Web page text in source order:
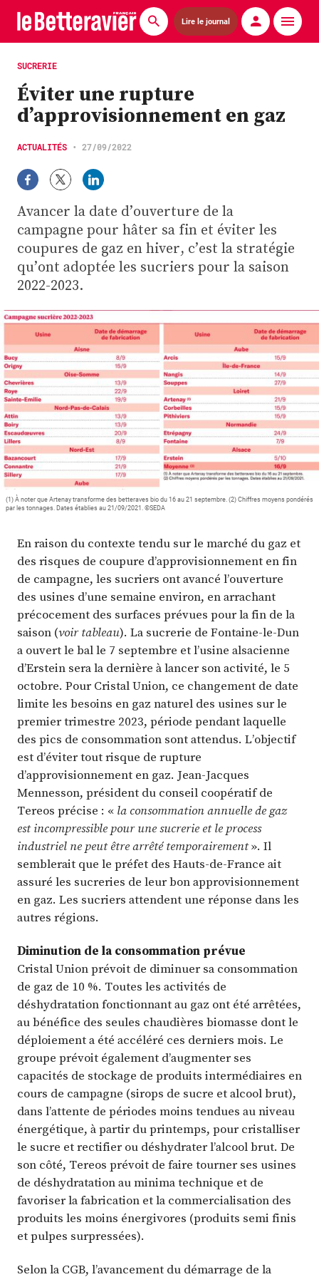
Lire le journal
Actualités
Économie
Agronomie
Matériels
La technique ITB
Pommes de terre
Guides pratiques
Chasse
Plus
Abonnez-vous
SUCRERIE
Éviter une rupture
d’approvisionnement en gaz
ACTUALITÉS • 27/09/2022
Avancer la date d’ouverture de la
campagne pour hâter sa fin et éviter les
coupures de gaz en hiver, c’est la stratégie
qu’ont adoptée les sucriers pour la saison
2022-2023.
(1) À noter que Artenay transforme des betteraves bio du 16 au 21 septembre. (2) Chiffres moyens pondérés
par les tonnages. Dates établies au 21/09/2021. ©SEDA
En raison du contexte tendu sur le marché du gaz et
des risques de coupure d’approvisionnement en fin
de campagne, les sucriers ont avancé l’ouverture
des usines d’une semaine environ, en arrachant
précocement des surfaces prévues pour la fin de la
saison (voir tableau). La sucrerie de Fontaine-le-Dun
a ouvert le bal le 7 septembre et l’usine alsacienne
d’Erstein sera la dernière à lancer son activité, le 5
octobre. Pour Cristal Union, ce changement de date
limite les besoins en gaz naturel des usines sur le
premier trimestre 2023, période pendant laquelle
des pics de consommation sont attendus. L’objectif
est d’éviter tout risque de rupture
d’approvisionnement en gaz. Jean-Jacques
Mennesson, président du conseil coopératif de
Tereos précise : « la consommation annuelle de gaz
est incompressible pour une sucrerie et le process
industriel ne peut être arrêté temporairement». Il
semblerait que le préfet des Hauts-de-France ait
assuré les sucreries de leur bon approvisionnement
en gaz. Les sucriers attendent une réponse dans les
autres régions.
Diminution de la consommation prévue
Cristal Union prévoit de diminuer sa consommation
de gaz de 10 %. Toutes les activités de
déshydratation fonctionnant au gaz ont été arrêtées,
au bénéfice des seules chaudières biomasse dont le
déploiement a été accéléré ces derniers mois. Le
groupe prévoit également d’augmenter ses
capacités de stockage de produits intermédiaires en
cours de campagne (sirops de sucre et alcool brut),
dans l’attente de périodes moins tendues au niveau
énergétique, à partir du printemps, pour cristalliser
le sucre et rectifier ou déshydrater l’alcool brut. De
son côté, Tereos prévoit de faire tourner ses usines
de déshydratation au minima technique et de
favoriser la fabrication et la commercialisation des
produits les moins énergivores (produits semi finis
et pulpes surpressées).
Selon la CGB, l’avancement du démarrage de la